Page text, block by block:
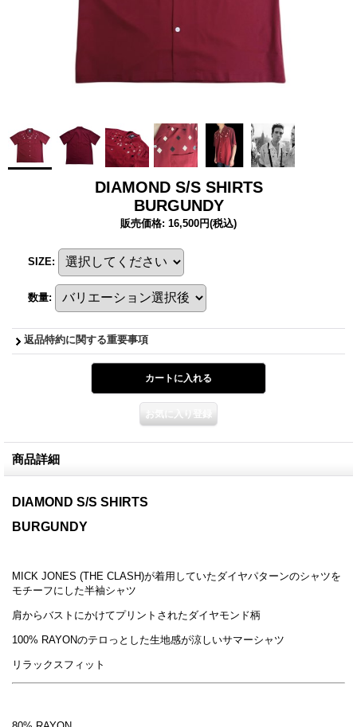
DIAMOND S/S SHIRTS
BURGUNDY
販売価格: 16,500円(税込)
SIZE:
数量:
返品特約に関する重要事項
商品詳細
DIAMOND S/S SHIRTS
BURGUNDY
MICK JONES (THE CLASH)が着用していたダイヤパターンのシャツを
モチーフにした半袖シャツ
肩からバストにかけてプリントされたダイヤモンド柄
100% RAYONのテロっとした生地感が涼しいサマーシャツ
リラックスフィット